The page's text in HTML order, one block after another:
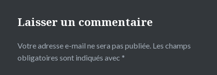
Laisser un commentaire
Votre adresse e-mail ne sera pas publiée. Les champs
obligatoires sont indiqués avec *